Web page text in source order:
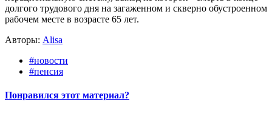
долгого трудового дня на загаженном и скверно обустроенном
рабочем месте в возрасте 65 лет.
Авторы: Alisa
#новости
#пенсия
Понравился этот материал?